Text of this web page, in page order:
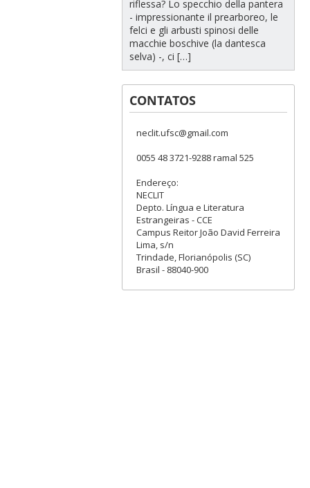
riflessa? Lo specchio della pantera
- impressionante il prearboreo, le
felci e gli arbusti spinosi delle
macchie boschive (la dantesca
selva) -, ci […]
CONTATOS
neclit.ufsc@gmail.com
0055 48 3721-9288 ramal 525
Endereço:
NECLIT
Depto. Língua e Literatura
Estrangeiras - CCE
Campus Reitor João David Ferreira
Lima, s/n
Trindade, Florianópolis (SC)
Brasil - 88040-900